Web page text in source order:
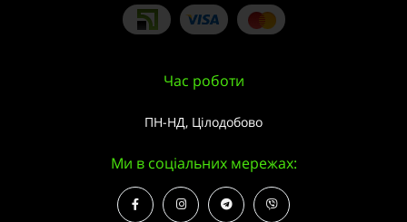
Час роботи
ПН-НД, Цілодобово
Ми в соціальних мережах: